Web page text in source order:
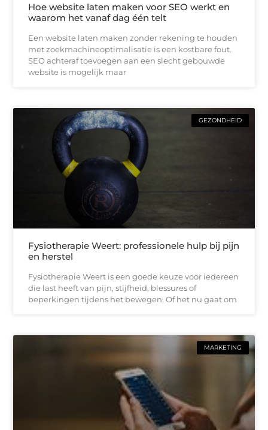
Hoe website laten maken voor SEO werkt en
waarom het vanaf dag één telt
Een website laten maken zonder rekening te houden
met zoekmachineoptimalisatie is een kostbare fout.
SEO achteraf toevoegen aan een slecht gebouwde
website is mogelijk maar
GEZONDHEID
Fysiotherapie Weert: professionele hulp bij pijn
en herstel
Fysiotherapie Weert is een goede keuze voor iedereen
die last heeft van pijn, stijfheid, blessures of
beperkingen tijdens het bewegen. Of het nu gaat om
MARKETING